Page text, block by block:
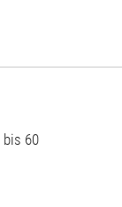
bis 60